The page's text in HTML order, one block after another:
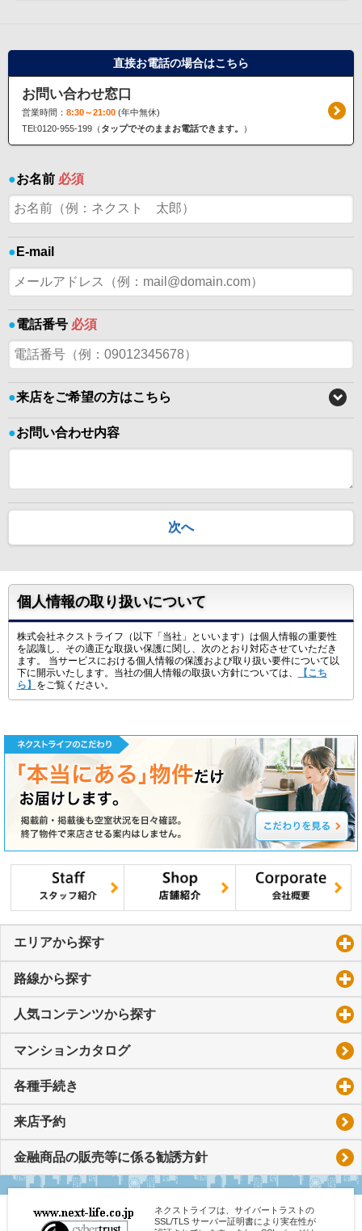
直接お電話の場合はこちら
お問い合わせ窓口
営業時間： 8:30～21:00(年中無休)
TEl:0120-955-199（ タップでそのままお電話できます。 ）
●お名前 必須
● E-mail
●電話番号 必須
●来店をご希望の方はこちら
●お問い合わせ内容
次へ
個人情報の取り扱いについて
株式会社ネクストライフ（以下「当社」といいます）は個人情報の重要性
を認識し、その適正な取扱い保護に関し、次のとおり対応させていただき
ます。 当サービスにおける個人情報の保護および取り扱い要件について以
下に開示いたします。当社の個人情報の取扱い方針については、
【こち
ら】
をご覧ください。
エリアから探す
路線から探す
人気コンテンツから探す
マンションカタログ
各種手続き
来店予約
金融商品の販売等に係る勧誘方針
ネクストライフは、サイバートラストの
SSL/TLS サーバー証明書により実在性が